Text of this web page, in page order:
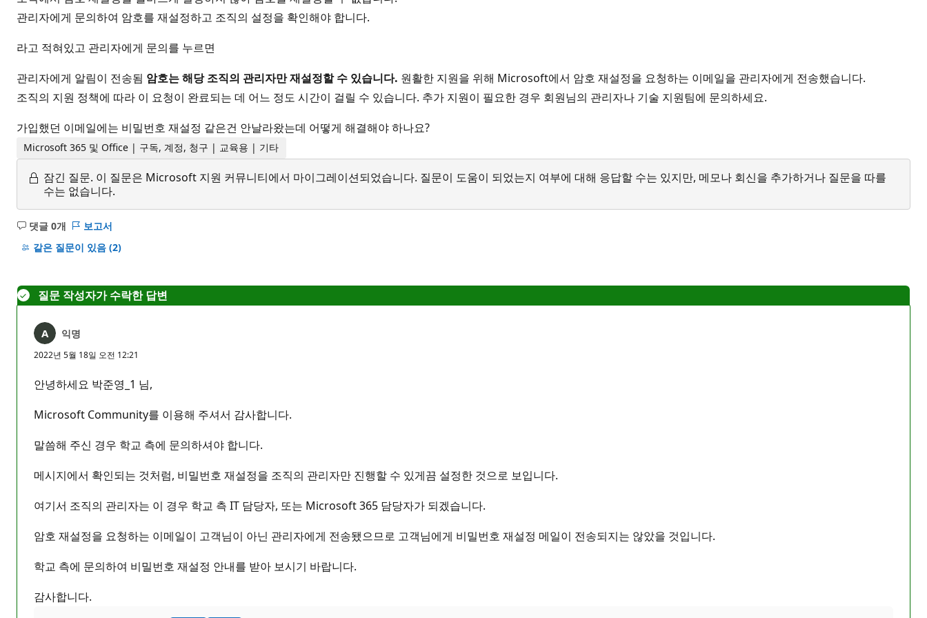
관리자에게 문의하여 암호를 재설정하고 조직의 설정을 확인해야 합니다.
라고 적혀있고 관리자에게 문의를 누르면
관리자에게 알림이 전송됨 암호는 해당 조직의 관리자만 재설정할 수 있습니다. 원활한 지원을 위해 Microsoft에서 암호 재설정을 요청하는 이메일을 관리자에게 전송했습니다.
조직의 지원 정책에 따라 이 요청이 완료되는 데 어느 정도 시간이 걸릴 수 있습니다. 추가 지원이 필요한 경우 회원님의 관리자나 기술 지원팀에 문의하세요.
가입했던 이메일에는 비밀번호 재설정 같은건 안날라왔는데 어떻게 해결해야 하나요?
Microsoft 365 및 Office | 구독, 계정, 청구 | 교육용 | 기타
잠긴 질문. 이 질문은 Microsoft 지원 커뮤니티에서 마이그레이션되었습니다. 질문이 도움이 되었는지 여부에 대해 응답할 수는 있지만, 메모나 회신을 추가하거나 질문을 따를
수는 없습니다.
댓글 0개
설
명
보고서
같은 질문이 있음 (2)
질문 작성자가 수락한 답변
익명
2022년 5월 18일 오전 12:21
안녕하세요 박준영_1 님,
Microsoft Community를 이용해 주셔서 감사합니다.
말씀해 주신 경우 학교 측에 문의하셔야 합니다.
메시지에서 확인되는 것처럼, 비밀번호 재설정을 조직의 관리자만 진행할 수 있게끔 설정한 것으로 보입니다.
여기서 조직의 관리자는 이 경우 학교 측 IT 담당자, 또는 Microsoft 365 담당자가 되겠습니다.
암호 재설정을 요청하는 이메일이 고객님이 아닌 관리자에게 전송됐으므로 고객님에게 비밀번호 재설정 메일이 전송되지는 않았을 것입니다.
학교 측에 문의하여 비밀번호 재설정 안내를 받아 보시기 바랍니다.
감사합니다.